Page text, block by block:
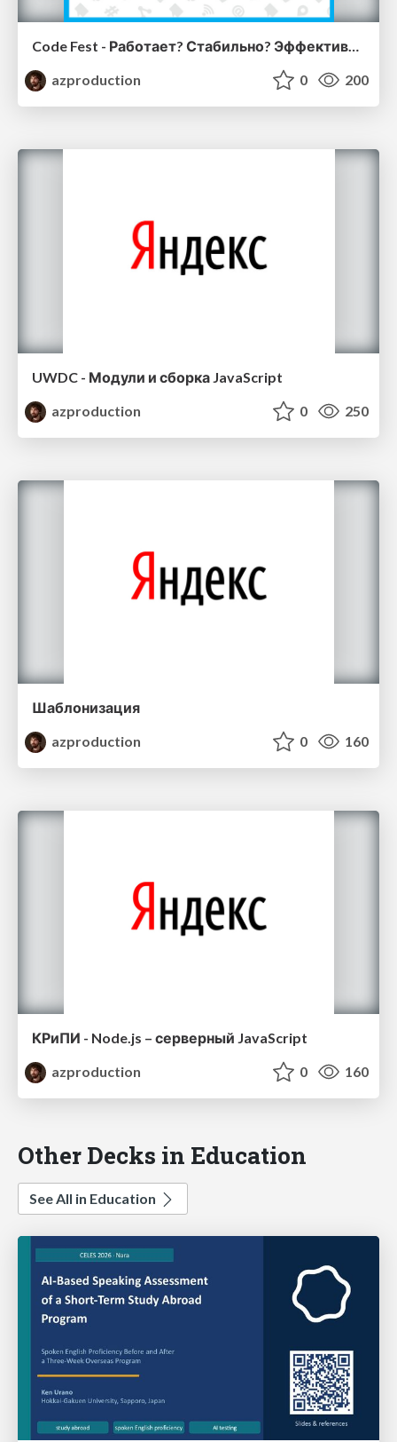
Code Fest - Работает? Стабильно? Эффективно?
azproduction
0 200
UWDC - Модули и сборка JavaScript
azproduction
0 250
Шаблонизация
azproduction
0 160
КРиПИ - Node.js – серверный JavaScript
azproduction
0 160
Other Decks in Education
See All in Education